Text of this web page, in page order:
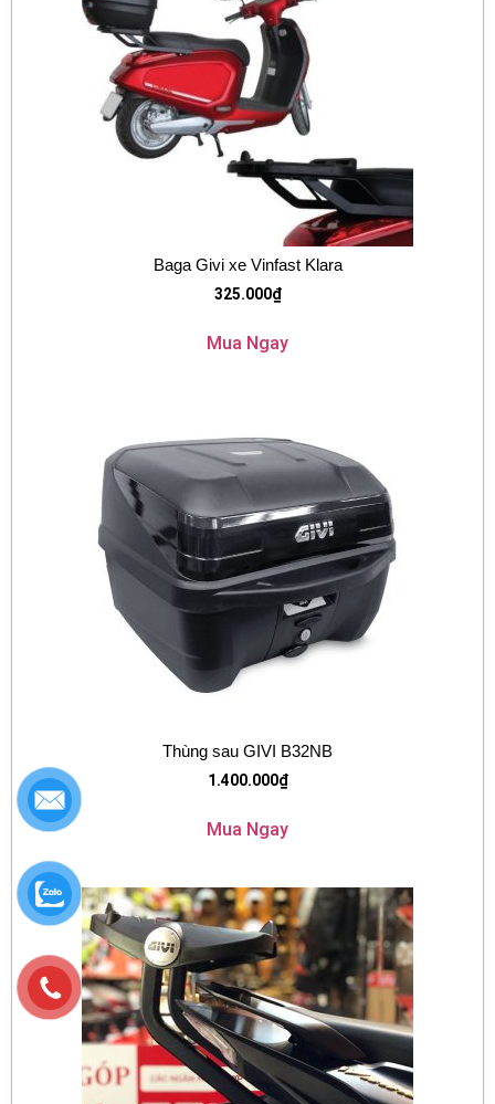
Baga Givi xe Vinfast Klara
325.000₫
Mua Ngay
Thùng sau GIVI B32NB
1.400.000₫
Mua Ngay